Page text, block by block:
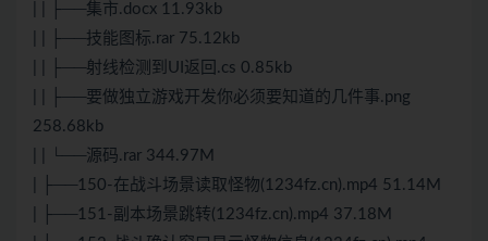
| | ├──集市.docx 11.93kb
| | ├──技能图标.rar 75.12kb
| | ├──射线检测到UI返回.cs 0.85kb
| | ├──要做独立游戏开发你必须要知道的几件事.png
258.68kb
| | └──源码.rar 344.97M
| ├──150-在战斗场景读取怪物(1234fz.cn).mp4 51.14M
| ├──151-副本场景跳转(1234fz.cn).mp4 37.18M